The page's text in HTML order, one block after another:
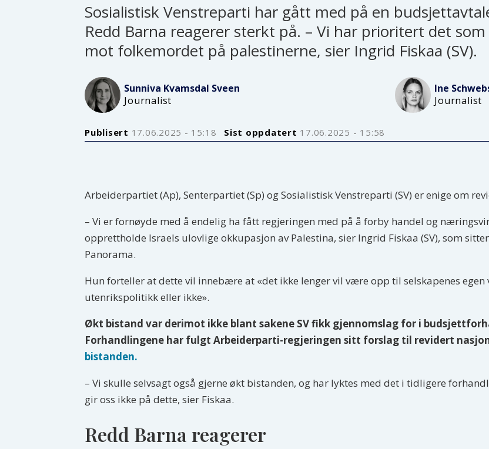
Sosialistisk Venstreparti har gått med på en
Redd Barna reagerer sterkt på. – Vi har prioritert det
mot folkemordet på palestinerne, sier Ingrid Fiskaa (SV).
Sunniva Kvamsdal Sveen
Journalist
Ine
Journalist
Publisert 17.06.2025 - 15:18 Sist oppdatert 17.06.2025 - 15:58
Arbeiderpartiet (Ap), Senterpartiet (Sp) og Sosialistisk Venstreparti (SV) er enige om
– Vi er fornøyde med å endelig ha fått regjeringen med på å forby handel og
opprettholde Israels ulovlige okkupasjon av Palestina, sier Ingrid Fiskaa (SV), som
Panorama.
Hun forteller at dette vil innebære at «det ikke lenger vil være opp til selskapenes
utenrikspolitikk eller ikke».
Økt bistand var derimot ikke blant sakene SV fikk gjennomslag for i
Forhandlingene har fulgt Arbeiderparti-regjeringen sitt forslag til revidert
bistanden.
– Vi skulle selvsagt også gjerne økt bistanden, og har lyktes med det i tidligere
gir oss ikke på dette, sier Fiskaa.
Redd Barna reagerer